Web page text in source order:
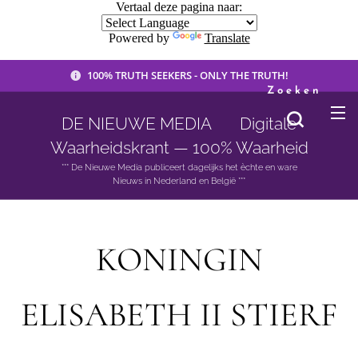
Vertaal deze pagina naar:
Powered by Translate
100% TRUTH SEEKERS - ONLY THE TRUTH!
DE NIEUWE MEDIA 🟣 Digitale
Waarheidskrant — 100% Waarheid
*** De Nieuwe Media publiceert dagelijks het èchte en ware
Nieuws in Nederland en België ***
Zoeken
KONINGIN
ELISABETH II STIERF